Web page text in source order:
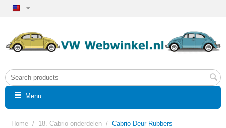
Menu
Home / 18. Cabrio onderdelen / Cabrio Deur Rubbers